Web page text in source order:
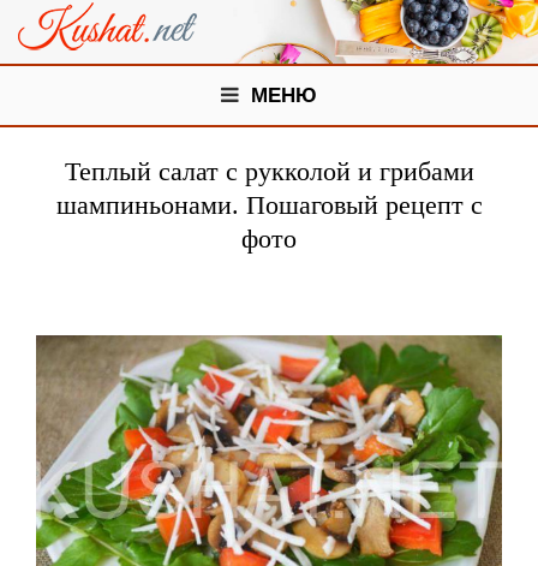
МЕНЮ
Теплый салат с рукколой и грибами
шампиньонами. Пошаговый рецепт с
фото